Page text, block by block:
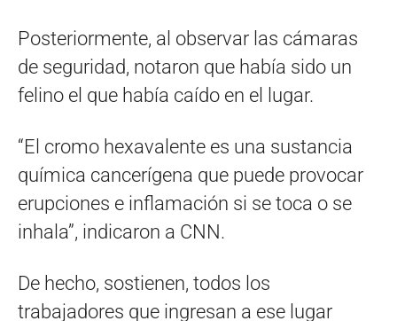
Posteriormente, al observar las cámaras
de seguridad, notaron que había sido un
felino el que había caído en el lugar.
“El cromo hexavalente es una sustancia
química cancerígena que puede provocar
erupciones e inflamación si se toca o se
inhala”, indicaron a CNN.
De hecho, sostienen, todos los
trabajadores que ingresan a ese lugar